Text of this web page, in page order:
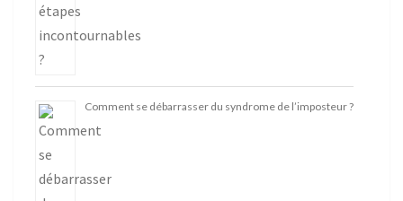
Comment se débarrasser du syndrome de l’imposteur ?